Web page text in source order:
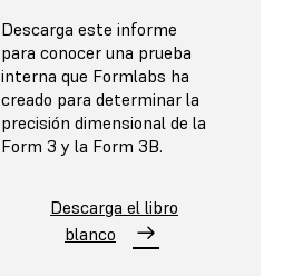
Descarga este informe
para conocer una prueba
interna que Formlabs ha
creado para determinar la
precisión dimensional de la
Form 3 y la Form 3B.
Descarga el libro
blanco